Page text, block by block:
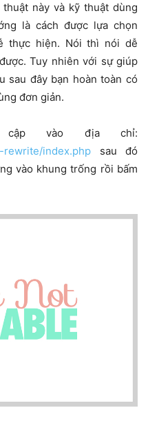
này và kỹ thuật dùng
là cách được lựa chọn
thực hiện. Nói thì nói dễ
Tuy nhiên với sự giúp
sau đây bạn hoàn toàn có
đơn giản.
vào địa chỉ:
rewrite/index.php sau đó
vào khung trống rồi bấm